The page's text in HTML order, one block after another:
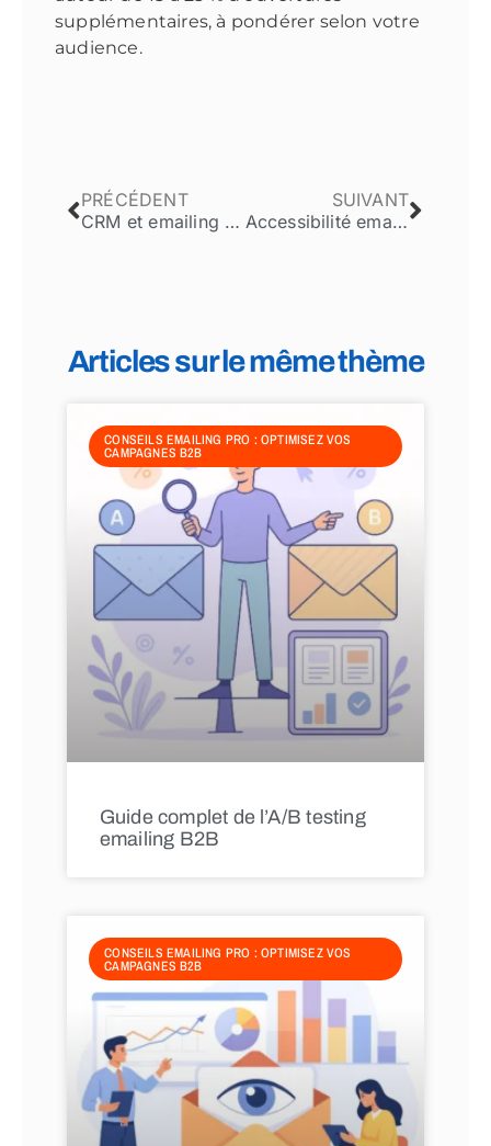
supplémentaires, à pondérer selon votre
audience.
PRÉCÉDENT
CRM et emailing B2B : l’intégration indispensable
SUIVANT
Accessibilité email : conformité 2025
Articles sur le même thème
CONSEILS EMAILING PRO : OPTIMISEZ VOS
CAMPAGNES B2B
Guide complet de l’A/B testing
emailing B2B
CONSEILS EMAILING PRO : OPTIMISEZ VOS
CAMPAGNES B2B